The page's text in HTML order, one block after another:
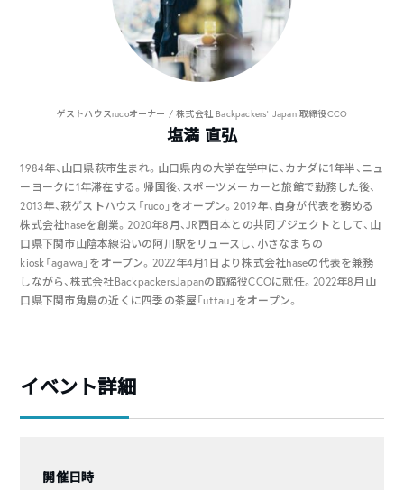
ゲストハウスrucoオーナー / 株式会社 Backpackers’ Japan 取締役CCO
塩満 直弘
1984年、山口県萩市生まれ。山口県内の大学在学中に、カナダに1年半、ニュ
ーヨークに1年滞在する。帰国後、スポーツメーカーと旅館で勤務した後、
2013年、萩ゲストハウス「ruco」をオープン。2019年、自身が代表を務める
株式会社haseを創業。2020年8月、JR西日本との共同プジェクトとして、山
口県下関市山陰本線沿いの阿川駅をリュースし、小さなまちの
kiosk「agawa」をオープン。2022年4月1日より株式会社haseの代表を兼務
しながら、株式会社BackpackersJapanの取締役CCOに就任。2022年8月山
口県下関市角島の近くに四季の茶屋「uttau」をオープン。
イベント詳細
開催日時